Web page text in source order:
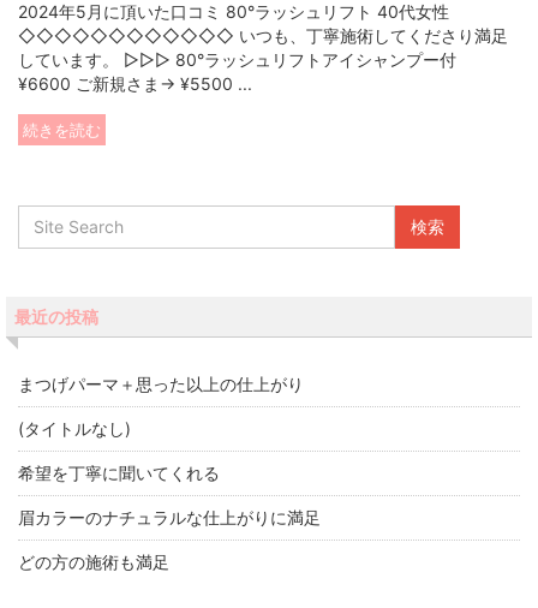
2024年5月に頂いた口コミ 80°ラッシュリフト 40代女性
◇◇◇◇◇◇◇◇◇◇◇◇ いつも、丁寧施術してくださり満足
しています。 ▷▷▷ 80°ラッシュリフトアイシャンプー付
¥6600 ご新規さま→ ¥5500 ...
続きを読む
最近の投稿
まつげパーマ＋思った以上の仕上がり
(タイトルなし)
希望を丁寧に聞いてくれる
眉カラーのナチュラルな仕上がりに満足
どの方の施術も満足